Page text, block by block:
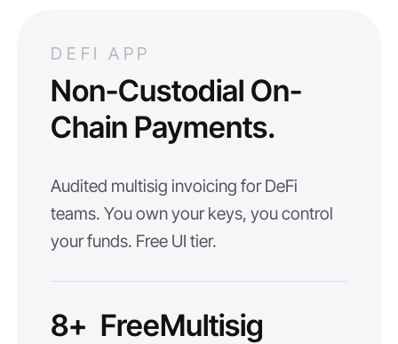
DEFI APP
Non-Custodial On-
Chain Payments.
Audited multisig invoicing for DeFi
teams. You own your keys, you control
your funds. Free UI tier.
8+ FreeMultisig